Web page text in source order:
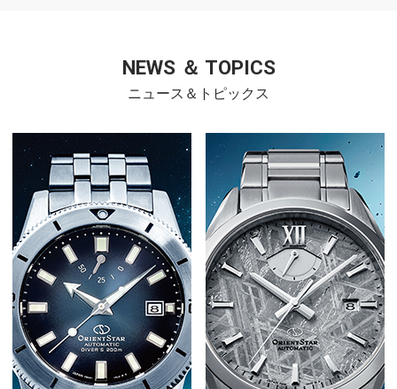
NEWS ＆ TOPICS
ニュース＆トピックス